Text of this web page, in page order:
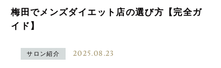
梅田でメンズダイエット店の選び方【完全ガ
イド】
サロン紹介 2025.08.23